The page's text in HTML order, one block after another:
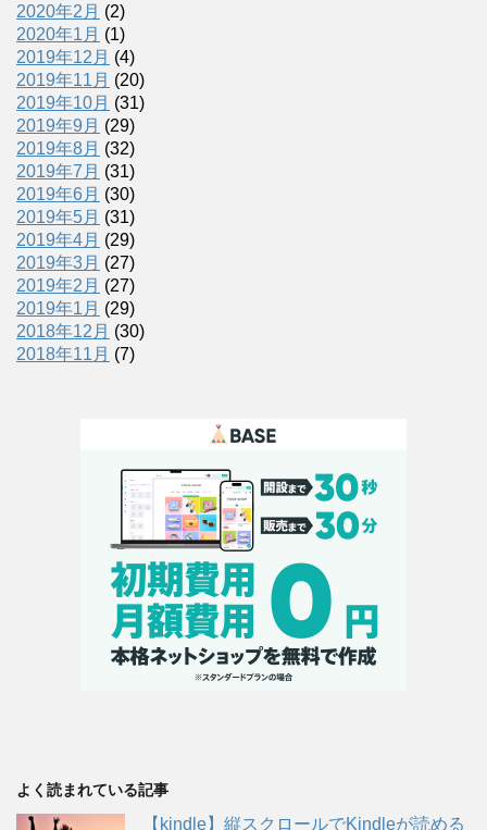
2020年2月 (2)
2020年1月 (1)
2019年12月 (4)
2019年11月 (20)
2019年10月 (31)
2019年9月 (29)
2019年8月 (32)
2019年7月 (31)
2019年6月 (30)
2019年5月 (31)
2019年4月 (29)
2019年3月 (27)
2019年2月 (27)
2019年1月 (29)
2018年12月 (30)
2018年11月 (7)
よく読まれている記事
【kindle】縦スクロールでKindleが読める